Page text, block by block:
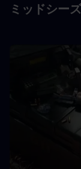
ミッドシー